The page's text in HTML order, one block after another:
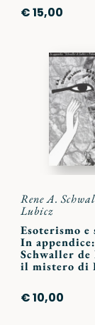
€ 15,00
Rene A.
Lubicz
Esoterismo e
In appendice:
Schwaller de
il mistero di
€ 10,00